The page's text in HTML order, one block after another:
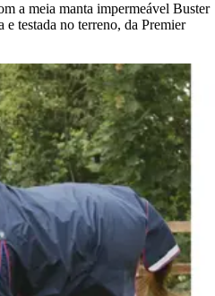
a meia manta impermeável Buster
testada no terreno, da Premier